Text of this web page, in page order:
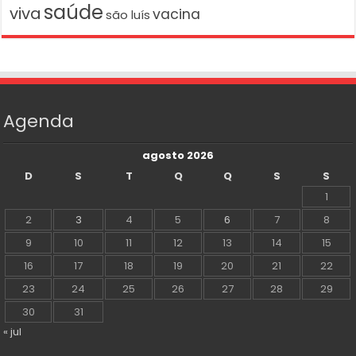
viva saúde são luís vacina
Agenda
agosto 2026
D
S T Q Q S
S
1
2
3 4 5 6 7
8
9
10 11 12 13 14
15
16
17 18 19 20 21
22
23
24 25 26 27 28
29
30
31
« jul